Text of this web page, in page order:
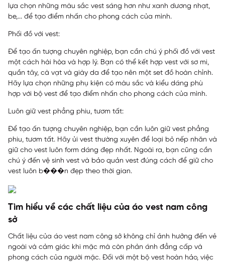
lựa chọn những màu sắc vest sáng hơn như xanh dương nhạt,
be,... để tạo điểm nhấn cho phong cách của mình.
Phối đồ với vest:
Để tạo ấn tượng chuyên nghiệp, bạn cần chú ý phối đồ với vest
một cách hài hòa và hợp lý. Bạn có thể kết hợp vest với sơ mi,
quần tây, cà vạt và giày da để tạo nên một set đồ hoàn chỉnh.
Hãy lựa chọn những phụ kiện có màu sắc và kiểu dáng phù
hợp với bộ vest để tạo điểm nhấn cho phong cách của mình.
Luôn giữ vest phẳng phiu, tươm tất:
Để tạo ấn tượng chuyên nghiệp, bạn cần luôn giữ vest phẳng
phiu, tươm tất. Hãy ủi vest thường xuyên để loại bỏ nếp nhăn và
giữ cho vest luôn form dáng đẹp nhất. Ngoài ra, bạn cũng cần
chú ý đến vệ sinh vest và bảo quản vest đúng cách để giữ cho
vest luôn b���n đẹp theo thời gian.
Tìm hiểu về các chất liệu của áo vest nam công
sở
Chất liệu của áo vest nam công sở không chỉ ảnh hưởng đến vẻ
ngoài và cảm giác khi mặc mà còn phản ánh đẳng cấp và
phong cách của người mặc. Đối với một bộ vest hoàn hảo, việc